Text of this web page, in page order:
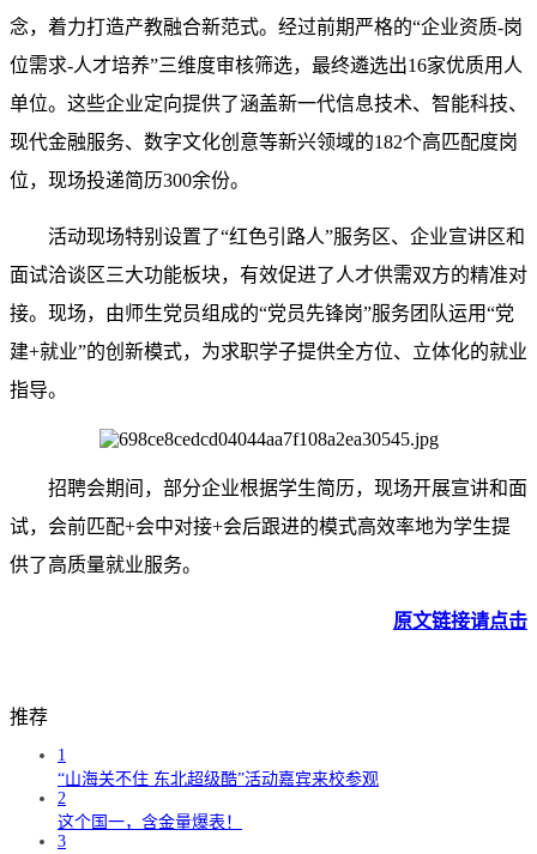
念，着力打造产教融合新范式。经过前期严格的“企业资质-岗
位需求-人才培养”三维度审核筛选，最终遴选出16家优质用人
单位。这些企业定向提供了涵盖新一代信息技术、智能科技、
现代金融服务、数字文化创意等新兴领域的182个高匹配度岗
位，现场投递简历300余份。
活动现场特别设置了“红色引路人”服务区、企业宣讲区和
面试洽谈区三大功能板块，有效促进了人才供需双方的精准对
接。现场，由师生党员组成的“党员先锋岗”服务团队运用“党
建+就业”的创新模式，为求职学子提供全方位、立体化的就业
指导。
招聘会期间，部分企业根据学生简历，现场开展宣讲和面
试，会前匹配+会中对接+会后跟进的模式高效率地为学生提
供了高质量就业服务。
原文链接请点击
推荐
1
“山海关不住 东北超级酷”活动嘉宾来校参观
2
这个国一，含金量爆表！
3